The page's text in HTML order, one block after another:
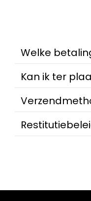
Welke
Kan ik ter